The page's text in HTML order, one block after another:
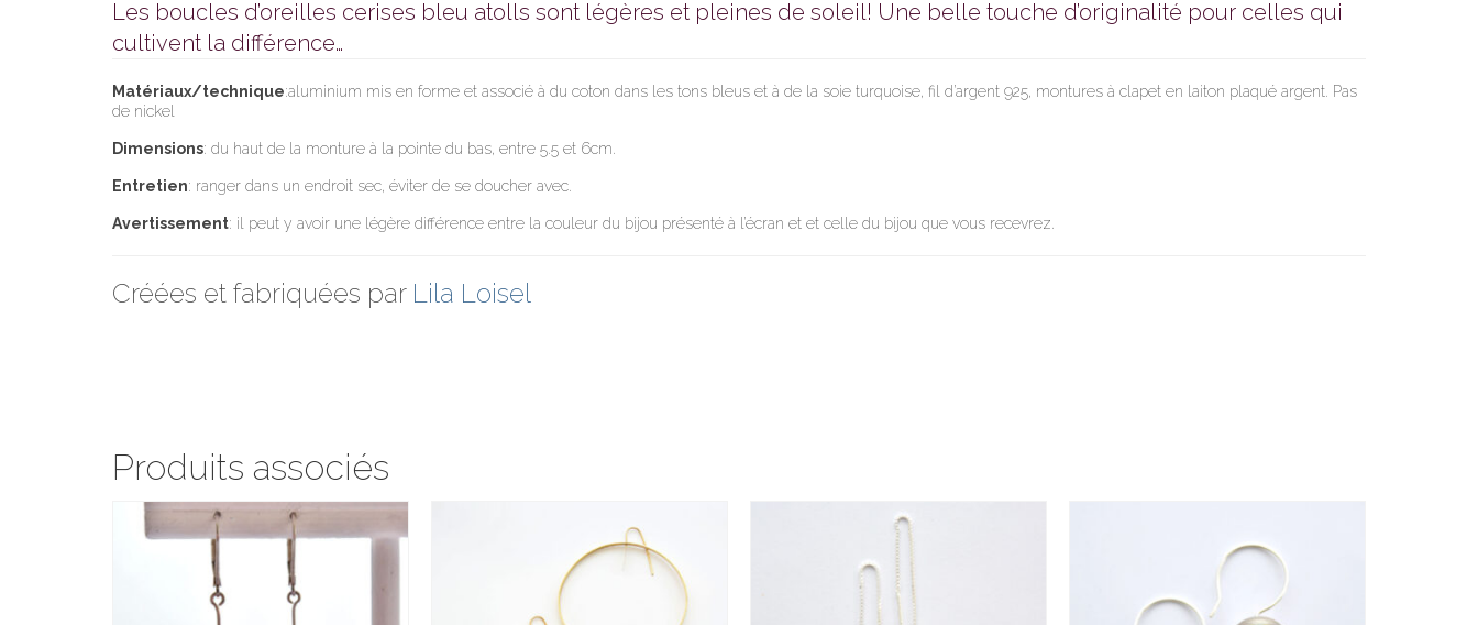
Les boucles d’oreilles cerises bleu atolls sont légères et pleines de soleil! Une belle touche d’originalité pour celles qui
cultivent la différence…
Matériaux/technique:aluminium mis en forme et associé à du coton dans les tons bleus et à de la soie turquoise, fil d’argent 925, montures à clapet en laiton plaqué argent. Pas
de nickel
Dimensions: du haut de la monture à la pointe du bas, entre 5.5 et 6cm.
Entretien: ranger dans un endroit sec, éviter de se doucher avec.
Avertissement: il peut y avoir une légère différence entre la couleur du bijou présenté à l’écran et et celle du bijou que vous recevrez.
Créées et fabriquées par Lila Loisel
Produits associés